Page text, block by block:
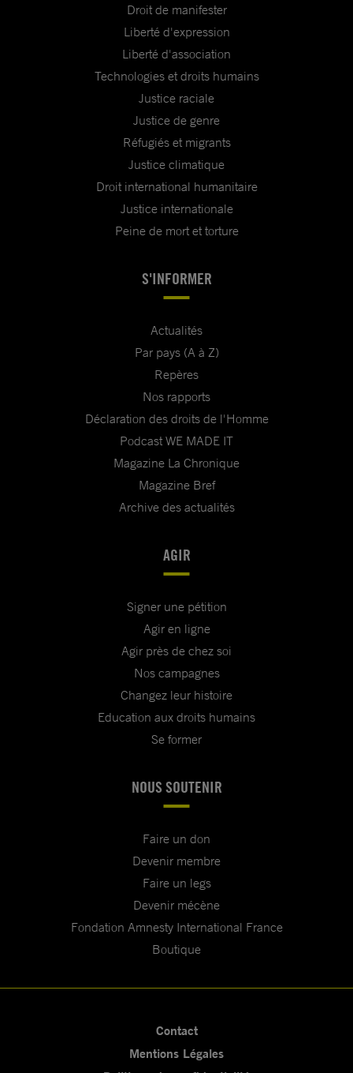
Droit de manifester
Liberté d'expression
Liberté d'association
Technologies et droits humains
Justice raciale
Justice de genre
Réfugiés et migrants
Justice climatique
Droit international humanitaire
Justice internationale
Peine de mort et torture
S'INFORMER
Actualités
Par pays (A à Z)
Repères
Nos rapports
Déclaration des droits de l'Homme
Podcast WE MADE IT
Magazine La Chronique
Magazine Bref
Archive des actualités
AGIR
Signer une pétition
Agir en ligne
Agir près de chez soi
Nos campagnes
Changez leur histoire
Education aux droits humains
Se former
NOUS SOUTENIR
Faire un don
Devenir membre
Faire un legs
Devenir mécène
Fondation Amnesty International France
Boutique
Contact
Mentions Légales